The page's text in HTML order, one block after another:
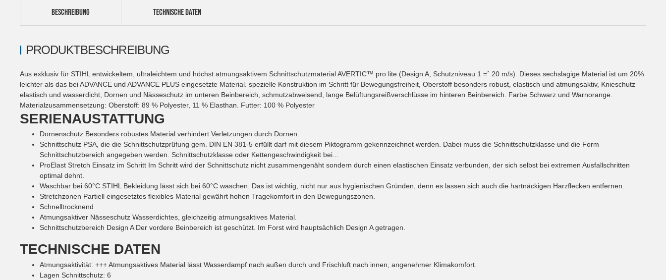
TECHNISCHE DATEN
BESCHREIBUNG
PRODUKTBESCHREIBUNG
Aus exklusiv für STIHL entwickeltem, ultraleichtem und höchst atmungsaktivem Schnittschutzmaterial AVERTIC™ pro lite (Design A, Schutzniveau 1 =ˆ 20 m/s). Dieses sechslagige Material ist um 20%
leichter als das bei ADVANCE und ADVANCE PLUS eingesetzte Material. spezielle Konstruktion im Schritt für Bewegungsfreiheit, Oberstoff besonders robust, elastisch und atmungsaktiv, Knieschutz
elastisch und wasserdicht, Dornen und Nässeschutz im unteren Beinbereich, schmutzabweisend, lange Belüftungsreißverschlüsse im hinteren Beinbereich. Farbe Schwarz und Warnorange.
Materialzusammensetzung: Oberstoff: 89 % Polyester, 11 % Elasthan. Futter: 100 % Polyester
SERIENAUSTATTUNG
Dornenschutz Besonders robustes Material verhindert Verletzungen durch Dornen.
Schnittschutz PSA, die die Schnittschutzprüfung gem. DIN EN 381-5 erfüllt darf mit diesem Piktogramm gekennzeichnet werden. Dabei muss die Schnittschutzklasse und die Form
Schnittschutzbereich angegeben werden. Schnittschutzklasse oder Kettengeschwindigkeit bei...
ProElast Stretch Einsatz im Schritt Im Schritt wird der Schnittschutz nicht zusammengenäht sondern durch einen elastischen Einsatz verbunden, der sich selbst bei extremen Ausfallschritten
optimal dehnt.
Waschbar bei 60°C STIHL Bekleidung lässt sich bei 60°C waschen. Das ist wichtig, nicht nur aus hygienischen Gründen, denn es lassen sich auch die hartnäckigen Harzflecken entfernen.
Stretchzonen Partiell eingesetztes flexibles Material gewährt hohen Tragekomfort in den Bewegungszonen.
Schnelltrocknend
Atmungsaktiver Nässeschutz Wasserdichtes, gleichzeitig atmungsaktives Material.
Schnittschutzbereich Design A Der vordere Beinbereich ist geschützt. Im Forst wird hauptsächlich Design A getragen.
TECHNISCHE DATEN
Atmungsaktivität: +++Atmungsaktives Material lässt Wasserdampf nach außen durch und Frischluft nach innen, angenehmer Klimakomfort.
Lagen Schnittschutz: 6